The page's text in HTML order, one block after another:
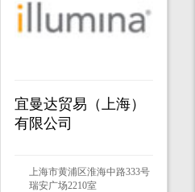
宜曼达贸易（上海）
有限公司
上海市黄浦区淮海中路333号
瑞安广场2210室